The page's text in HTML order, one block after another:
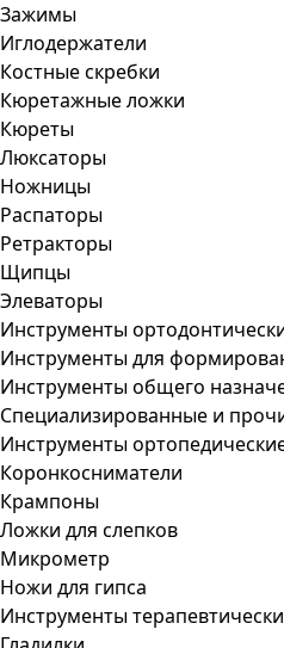
Зажимы
Иглодержатели
Костные скребки
Кюретажные ложки
Кюреты
Люксаторы
Ножницы
Распаторы
Ретракторы
Щипцы
Элеваторы
Инструменты
Инструменты для
Инструменты общего
Специализированные и
Инструменты
Коронкосниматели
Крампоны
Ложки для слепков
Микрометр
Ножи для гипса
Инструменты